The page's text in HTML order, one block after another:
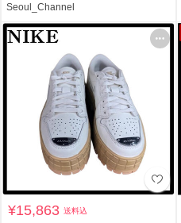
Seoul_Channel
¥15,863送料込